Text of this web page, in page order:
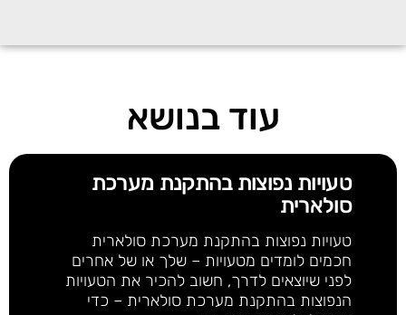
עוד בנושא
טעויות נפוצות בהתקנת מערכת
סולארית
טעויות נפוצות בהתקנת מערכת סולארית
חכמים לומדים מטעויות – שלך או של אחרים
לפני שיוצאים לדרך, חשוב להכיר את הטעויות
הנפוצות בהתקנת מערכת סולארית – כדי